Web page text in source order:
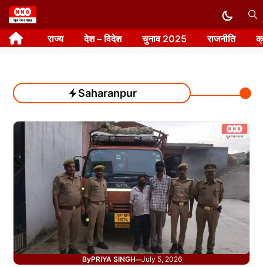
Skip
to
content राज्य देश – विदेश चुनाव 2025 राजनीति
Saharanpur
ByPRIYA SINGH—July 5, 2026